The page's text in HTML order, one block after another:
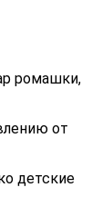
ромашки,
от
детские